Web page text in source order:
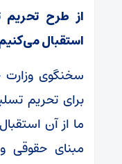
از طرح تحریم
استقبال
سخنگوی وزارت
برای تحریم
ما از آن
مبنای حقوقی